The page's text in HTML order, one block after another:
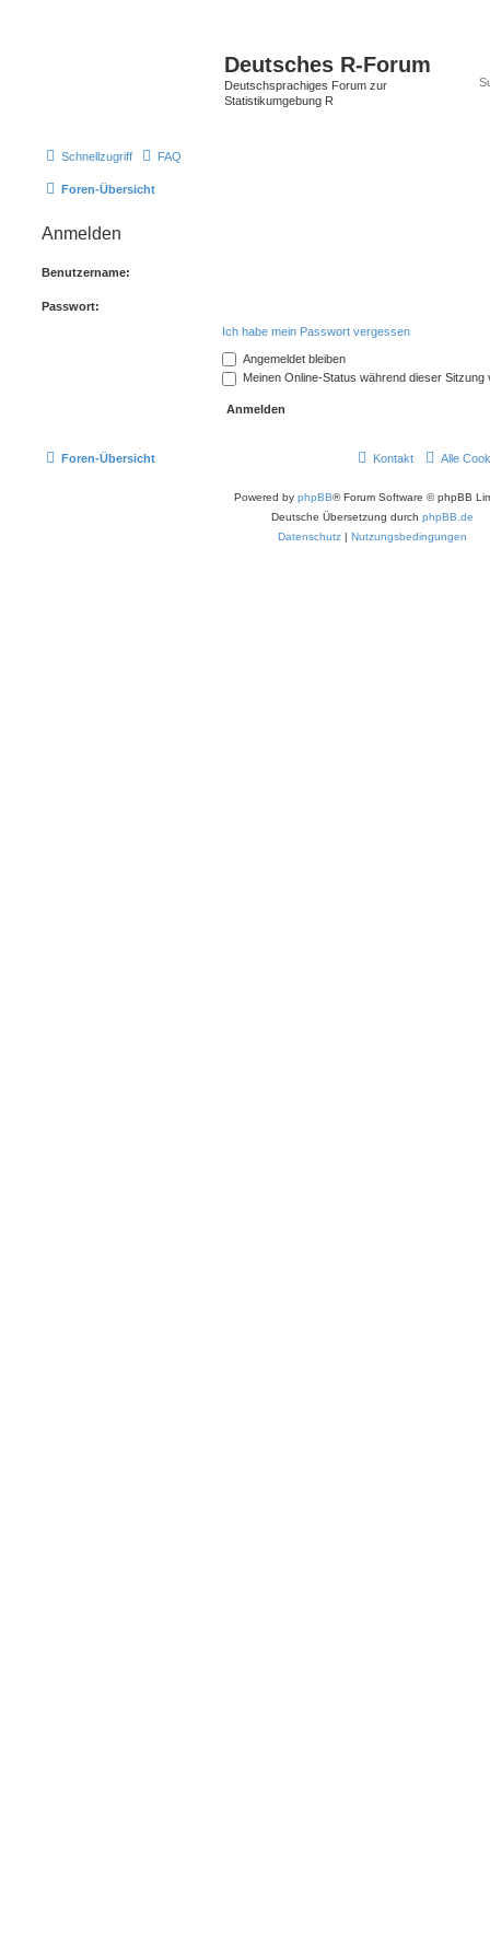
Deutsches R-Forum
Deutschsprachiges Forum zur
Statistikumgebung R
Schnellzugriff FAQ
Foren-Übersicht
Anmelden
Benutzername:
Passwort:
Ich habe mein Passwort vergessen
Angemeldet bleiben
Meinen Online-Status während dieser Sitzung
Foren-Übersicht Alle
Kontakt
Powered by phpBB® Forum Software © phpBB
Deutsche Übersetzung durch phpBB.de
Datenschutz | Nutzungsbedingungen